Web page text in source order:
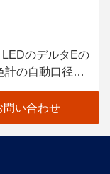
LEDのデルタEの
計の自動口径測
色の検光子
問い合わせ